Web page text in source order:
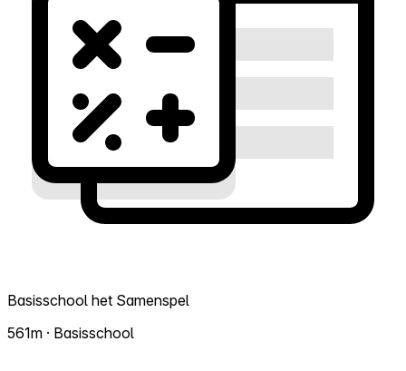
Basisschool het Samenspel
561m · Basisschool